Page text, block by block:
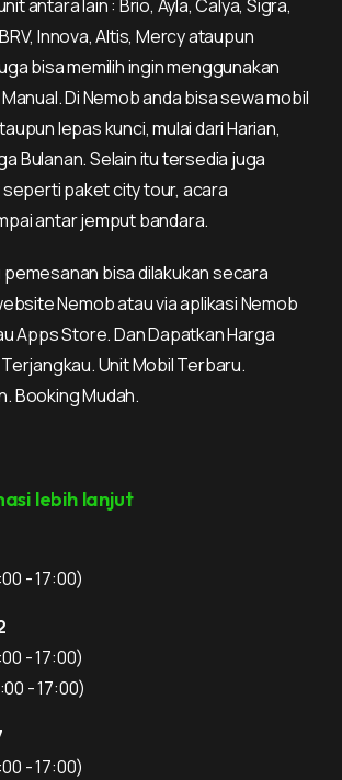
antara lain : Brio, Ayla, Calya, Sigra,
Innova, Altis, Mercy ataupun
bisa memilih ingin menggunakan
Di Nemob anda bisa sewa mobil
lepas kunci, mulai dari Harian,
Bulanan. Selain itu tersedia juga
seperti paket city tour, acara
antar jemput bandara.
bisa dilakukan secara
Nemob atau via aplikasi Nemob
Apps Store. Dan Dapatkan Harga
Unit Mobil Terbaru.
Booking Mudah.
lebih lanjut
- 17:00)
- 17:00)
- 17:00)
- 17:00)